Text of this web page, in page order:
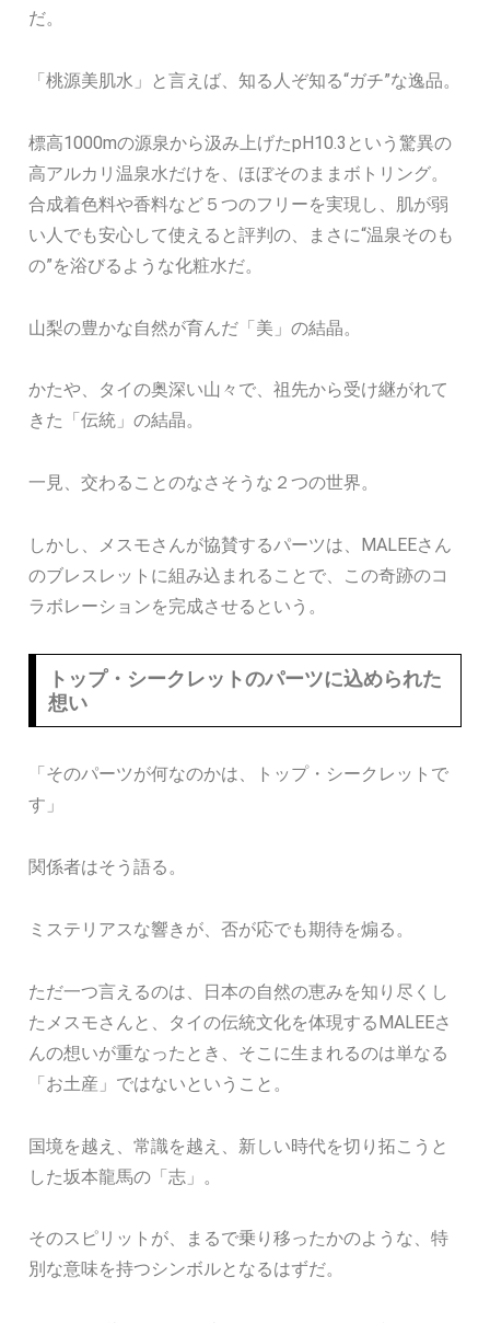
だ。
「桃源美肌水」と言えば、知る人ぞ知る“ガチ”な逸品。
標高1000mの源泉から汲み上げたpH10.3という驚異の
高アルカリ温泉水だけを、ほぼそのままボトリング。
合成着色料や香料など５つのフリーを実現し、肌が弱
い人でも安心して使えると評判の、まさに“温泉そのも
の”を浴びるような化粧水だ。
山梨の豊かな自然が育んだ「美」の結晶。
かたや、タイの奥深い山々で、祖先から受け継がれて
きた「伝統」の結晶。
一見、交わることのなさそうな２つの世界。
しかし、メスモさんが協賛するパーツは、MALEEさん
のブレスレットに組み込まれることで、この奇跡のコ
ラボレーションを完成させるという。
トップ・シークレットのパーツに込められた
想い
「そのパーツが何なのかは、トップ・シークレットで
す」
関係者はそう語る。
ミステリアスな響きが、否が応でも期待を煽る。
ただ一つ言えるのは、日本の自然の恵みを知り尽くし
たメスモさんと、タイの伝統文化を体現するMALEEさ
んの想いが重なったとき、そこに生まれるのは単なる
「お土産」ではないということ。
国境を越え、常識を越え、新しい時代を切り拓こうと
した坂本龍馬の「志」。
そのスピリットが、まるで乗り移ったかのような、特
別な意味を持つシンボルとなるはずだ。